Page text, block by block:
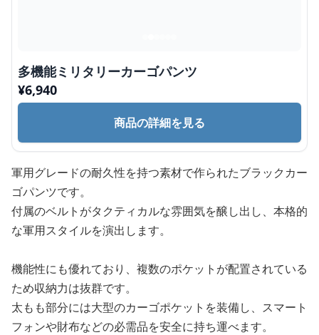
多機能ミリタリーカーゴパンツ
¥6,940
商品の詳細を見る
軍用グレードの耐久性を持つ素材で作られたブラックカー
ゴパンツです。
付属のベルトがタクティカルな雰囲気を醸し出し、本格的
な軍用スタイルを演出します。
機能性にも優れており、複数のポケットが配置されている
ため収納力は抜群です。
太もも部分には大型のカーゴポケットを装備し、スマート
フォンや財布などの必需品を安全に持ち運べます。